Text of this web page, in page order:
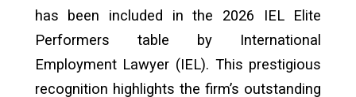
has been included in the 2026 IEL Elite
Performers table by International
Employment Lawyer (IEL). This prestigious
recognition highlights the firm’s outstanding